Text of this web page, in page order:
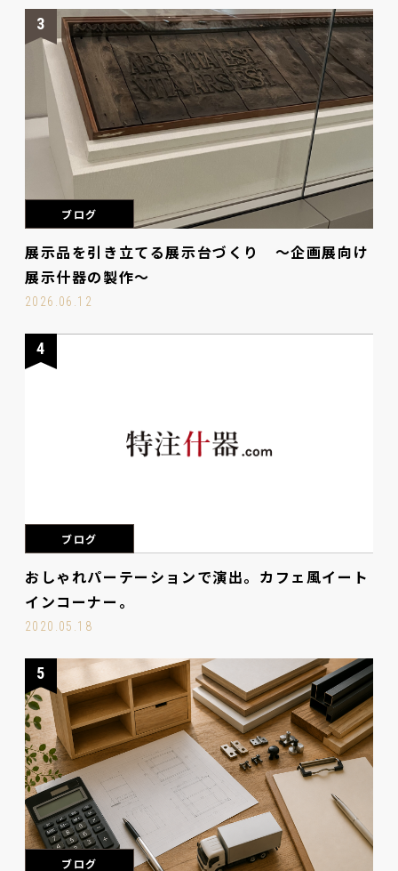
3
ブログ
展示品を引き立てる展示台づくり ～企画展向け
展示什器の製作～
2026.06.12
4
ブログ
おしゃれパーテーションで演出。カフェ風イート
インコーナー。
2020.05.18
5
ブログ